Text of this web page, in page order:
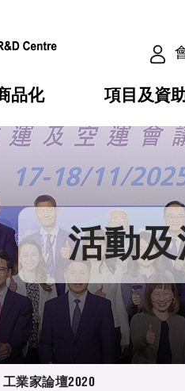
品化
技術
服務之創新技術
項目及資
目計劃書
活動
工業家論壇2020